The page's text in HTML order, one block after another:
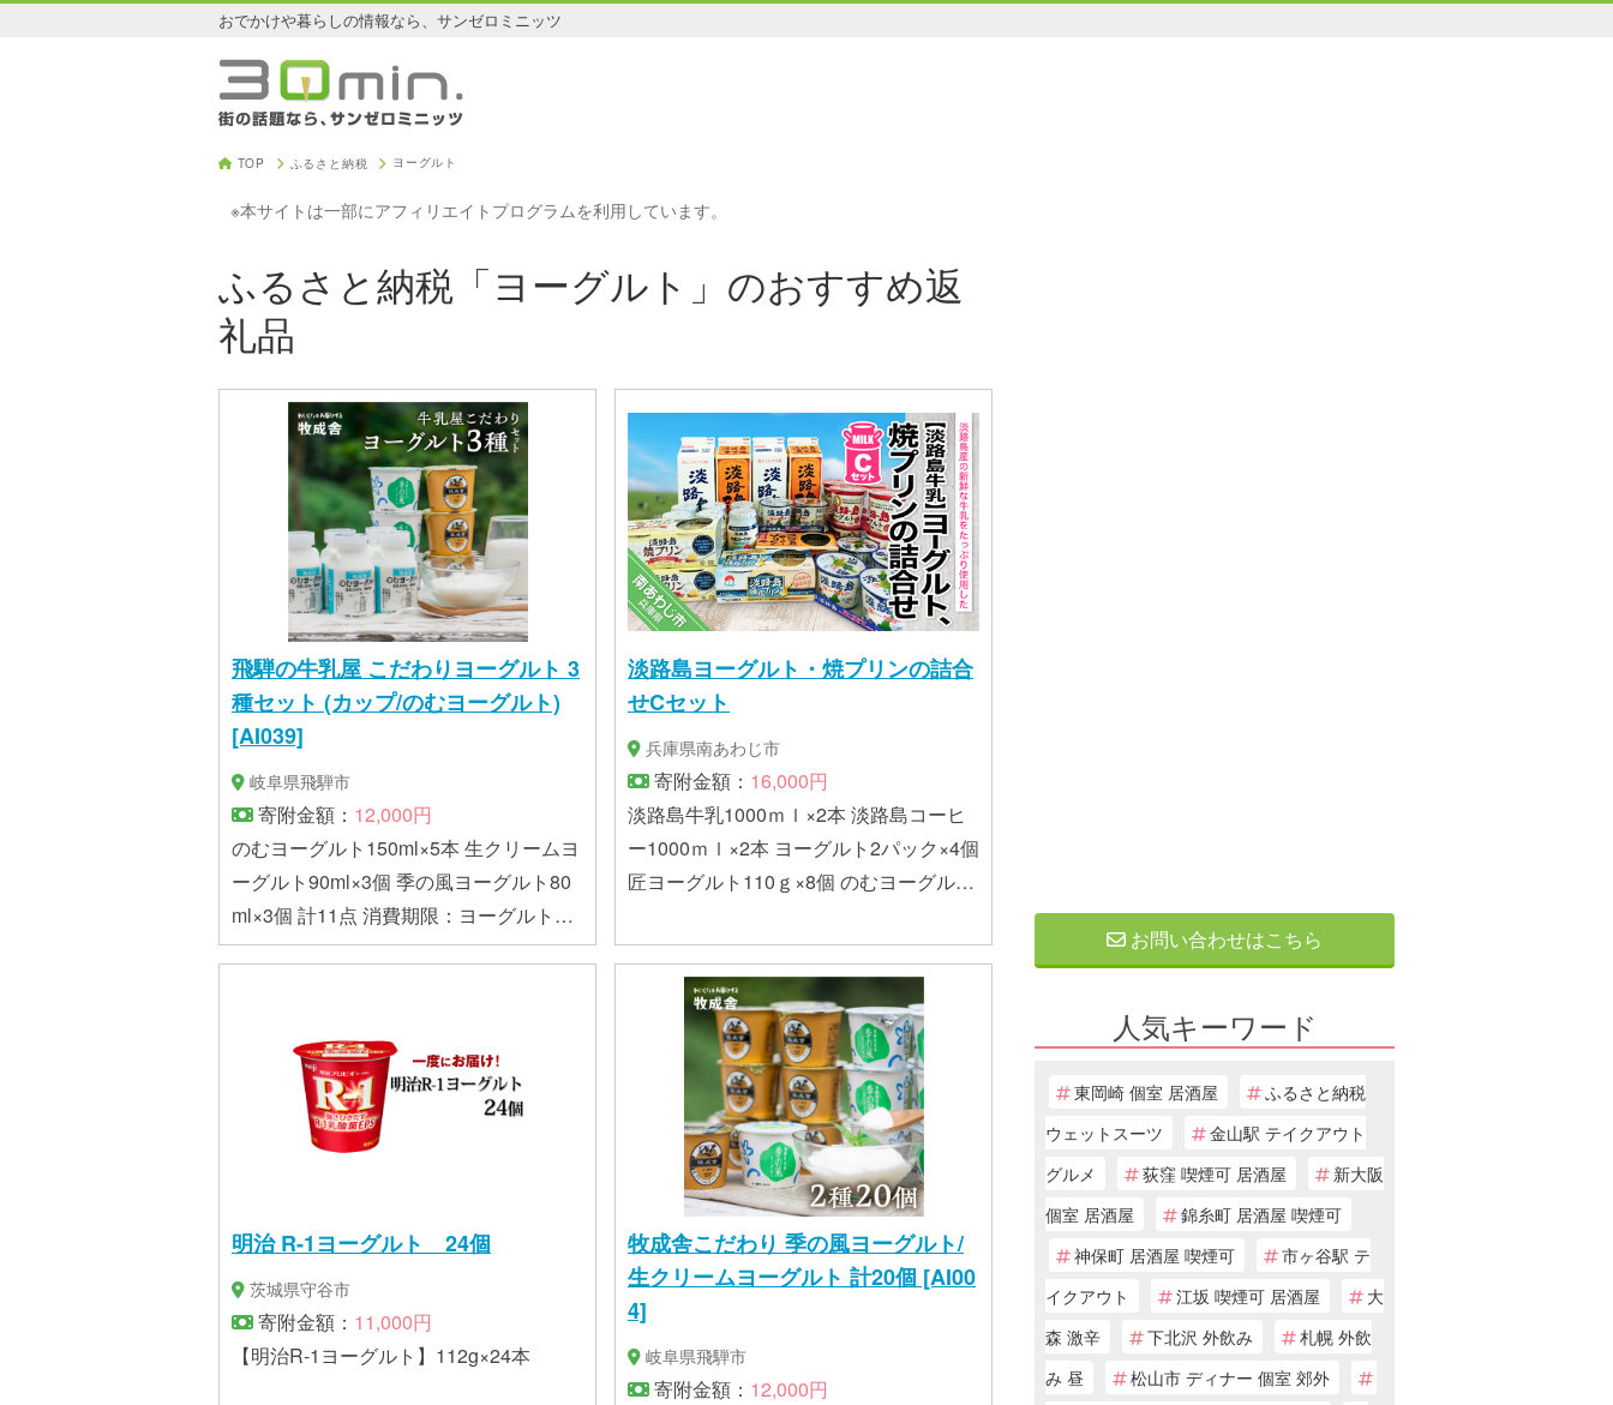
おでかけや暮らしの情報なら、サンゼロミニッツ
TOP ふるさと納税 ヨーグルト
※本サイトは一部にアフィリエイトプログラムを利用しています。
ふるさと納税「ヨーグルト」のおすすめ返
礼品
飛騨の牛乳屋 こだわりヨーグルト 3
種セット (カップ/のむヨーグルト)
[AI039]
岐阜県飛騨市
寄附金額： 12,000円
のむヨーグルト150ml×5本 生クリームヨ
ーグルト90ml×3個 季の風ヨーグルト80
ml×3個 計11点 消費期限：ヨーグルト9
日以上 アレルギー：乳、ゼラチン
淡路島ヨーグルト・焼プリンの詰合
せCセット
兵庫県南あわじ市
寄附金額： 16,000円
淡路島牛乳1000ｍｌ×2本 淡路島コーヒ
ー1000ｍｌ×2本 ヨーグルト2パック×4個
匠ヨーグルト110ｇ×8個 のむヨーグルト
ープリン2パック×1個 藻塩プリン2パッ
ク×1個
明治 R-1ヨーグルト 24個
茨城県守谷市
寄附金額： 11,000円
【明治R-1ヨーグルト】112g×24本
牧成舎こだわり 季の風ヨーグルト/
生クリームヨーグルト 計20個 [AI00
4]
岐阜県飛騨市
寄附金額： 12,000円
お問い合わせはこちら
人気キーワード
東岡崎 個室 居酒屋
ふるさと納税
ウェットスーツ
金山駅 テイクアウト
グルメ
荻窪 喫煙可 居酒屋
新大阪
個室 居酒屋
錦糸町 居酒屋 喫煙可
神保町 居酒屋 喫煙可
市ヶ谷駅 テ
イクアウト
江坂 喫煙可 居酒屋
大
森 激辛
下北沢 外飲み
札幌 外飲
み 昼
松山市 ディナー 個室 郊外